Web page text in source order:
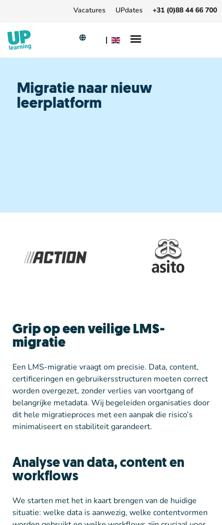
Vacatures UPdates +31 (0)88 44 66 700
Migratie naar nieuw
leerplatform
Grip op een veilige LMS-
migratie
Een LMS-migratie vraagt om precisie. Data, content,
certificeringen en gebruikersstructuren moeten correct
worden overgezet, zonder verlies van voortgang of
belangrijke metadata. Wij begeleiden organisaties door
dit hele migratieproces met een aanpak die risico’s
minimaliseert en stabiliteit garandeert.
Analyse van data, content en
workflows
We starten met het in kaart brengen van de huidige
situatie: welke data is aanwezig, welke contentvormen